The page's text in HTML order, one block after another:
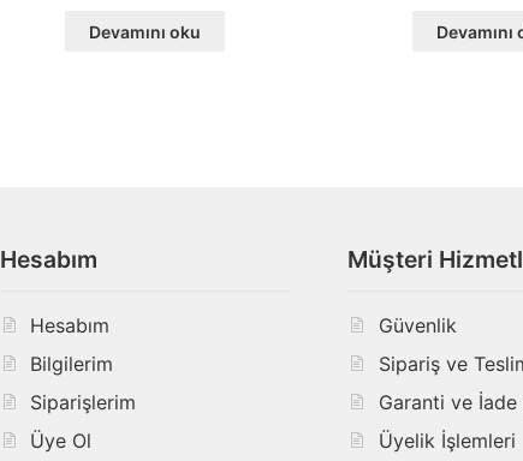
Devamını oku Devamını
Hesabım
Hesabım
Bilgilerim
Siparişlerim
Üye Ol
Müşteri
Güvenlik
Sipariş ve
Garanti ve İade
Üyelik İşlemleri